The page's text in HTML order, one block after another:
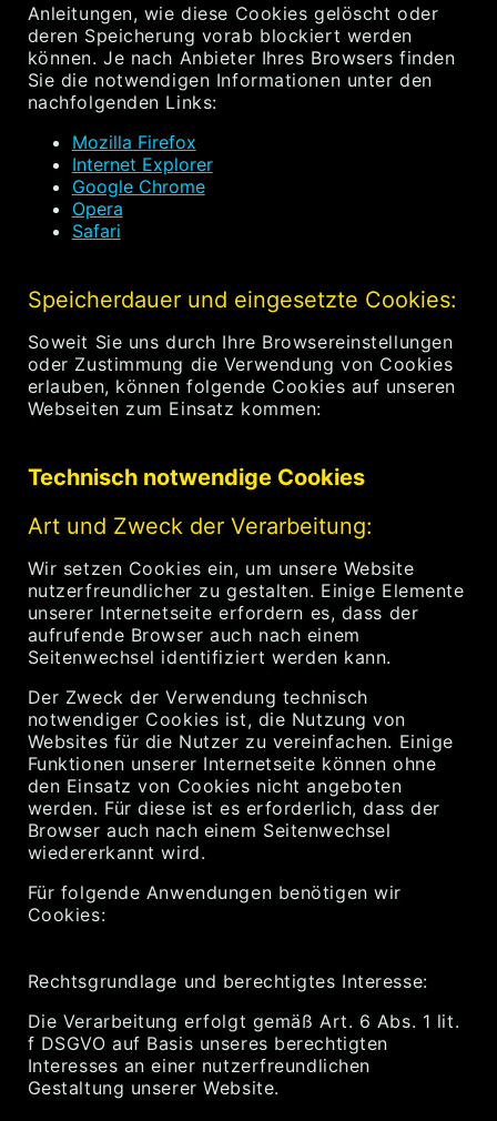
Anleitungen, wie diese Cookies gelöscht oder
deren Speicherung vorab blockiert werden
können. Je nach Anbieter Ihres Browsers finden
Sie die notwendigen Informationen unter den
nachfolgenden Links:
Mozilla Firefox
Internet Explorer
Google Chrome
Opera
Safari
Speicherdauer und eingesetzte Cookies:
Soweit Sie uns durch Ihre Browsereinstellungen
oder Zustimmung die Verwendung von Cookies
erlauben, können folgende Cookies auf unseren
Webseiten zum Einsatz kommen:
Technisch notwendige Cookies
Art und Zweck der Verarbeitung:
Wir setzen Cookies ein, um unsere Website
nutzerfreundlicher zu gestalten. Einige Elemente
unserer Internetseite erfordern es, dass der
aufrufende Browser auch nach einem
Seitenwechsel identifiziert werden kann.
Der Zweck der Verwendung technisch
notwendiger Cookies ist, die Nutzung von
Websites für die Nutzer zu vereinfachen. Einige
Funktionen unserer Internetseite können ohne
den Einsatz von Cookies nicht angeboten
werden. Für diese ist es erforderlich, dass der
Browser auch nach einem Seitenwechsel
wiedererkannt wird.
Für folgende Anwendungen benötigen wir
Cookies:
Rechtsgrundlage und berechtigtes Interesse:
Die Verarbeitung erfolgt gemäß Art. 6 Abs. 1 lit.
f DSGVO auf Basis unseres berechtigten
Interesses an einer nutzerfreundlichen
Gestaltung unserer Website.